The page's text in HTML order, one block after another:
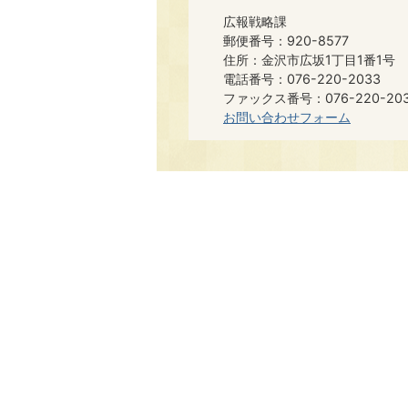
広報戦略課
郵便番号：920-8577
住所：金沢市広坂1丁目1番1号
電話番号：076-220-2033
ファックス番号：076-220-
お問い合わせフォーム